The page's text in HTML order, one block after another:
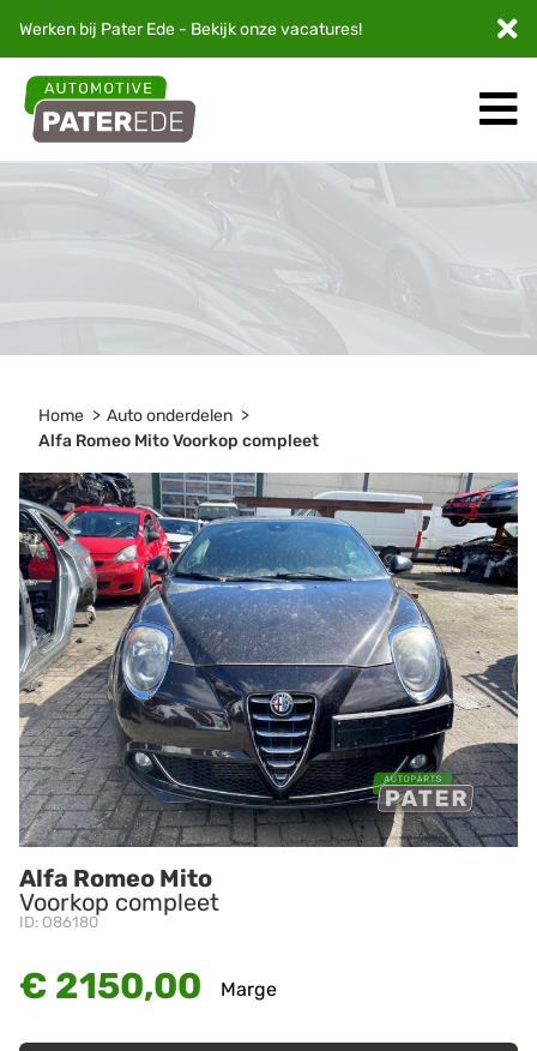
Werken bij Pater Ede - Bekijk onzevacatures!
Home
Auto onderdelen
Alfa Romeo Mito Voorkop compleet
Alfa Romeo Mito
Voorkop compleet
ID: O86180
€ 2150,00 Marge